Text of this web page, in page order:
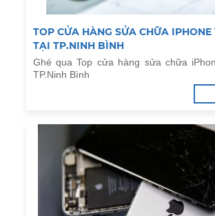
TOP CỬA HÀNG SỬA CHỮA IPHONE
TẠI TP.NINH BÌNH
Ghé qua Top cửa hàng sửa chữa
TP.Ninh Bình